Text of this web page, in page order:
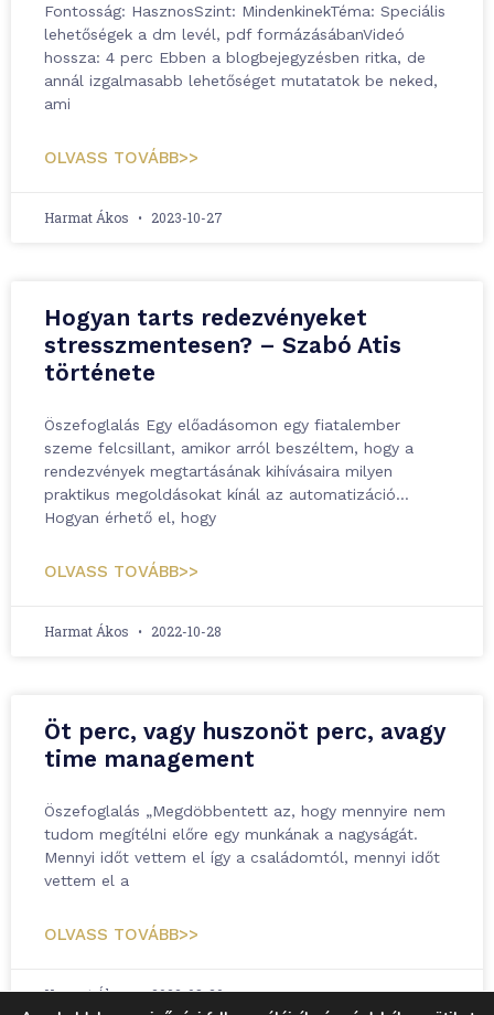
Fontosság: HasznosSzint: MindenkinekTéma: Speciális
lehetőségek a dm levél, pdf formázásábanVideó
hossza: 4 perc Ebben a blogbejegyzésben ritka, de
annál izgalmasabb lehetőséget mutatatok be neked,
ami
OLVASS TOVÁBB>>
Harmat Ákos 2023-10-27
Hogyan tarts redezvényeket
stresszmentesen? – Szabó Atis
története
Öszefoglalás Egy előadásomon egy fiatalember
szeme felcsillant, amikor arról beszéltem, hogy a
rendezvények megtartásának kihívásaira milyen
praktikus megoldásokat kínál az automatizáció…
Hogyan érhető el, hogy
OLVASS TOVÁBB>>
Harmat Ákos 2022-10-28
Öt perc, vagy huszonöt perc, avagy
time management
Öszefoglalás „Megdöbbentett az, hogy mennyire nem
tudom megítélni előre egy munkának a nagyságát.
Mennyi időt vettem el így a családomtól, mennyi időt
vettem el a
OLVASS TOVÁBB>>
Harmat Ákos 2022-08-29